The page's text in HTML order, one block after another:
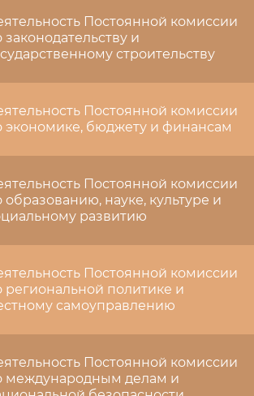
Постоянной комиссии
законодательству и
строительству
Постоянной комиссии
экономике, бюджету и финансам
Постоянной комиссии
образованию, науке, культуре и
развитию
Постоянной комиссии
региональной политике и
самоуправлению
Постоянной комиссии
международным делам и